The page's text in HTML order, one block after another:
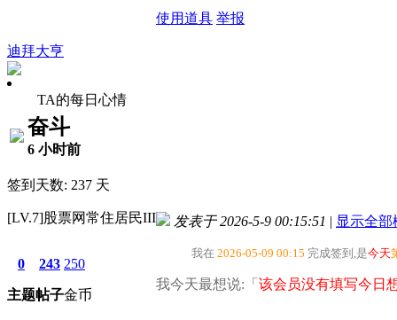
使用道具 举报
迪拜大亨
TA的每日心情
奋斗
6 小时前
签到天数: 237 天
[LV.7]股票网常住居民III
0
主题
243
帖子
250
金币
发表于 2026-5-9 00:15:51 | 显示全部
我在 2026-05-09 00:15 完成签到,是今天
我今天最想说:「 该会员没有填写今日